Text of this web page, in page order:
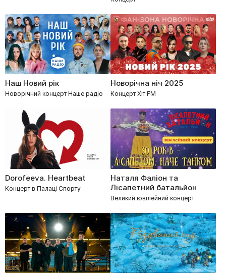
Наш Новий рік
Новорічний концерт Наше радіо
Новорічна ніч 2025
Концерт Хіт FM
Dorofeeva. Heartbeat
Концерт в Палаці Спорту
Наталя Фаліон та
Лісапетний батальйон
Великий ювілейний концерт